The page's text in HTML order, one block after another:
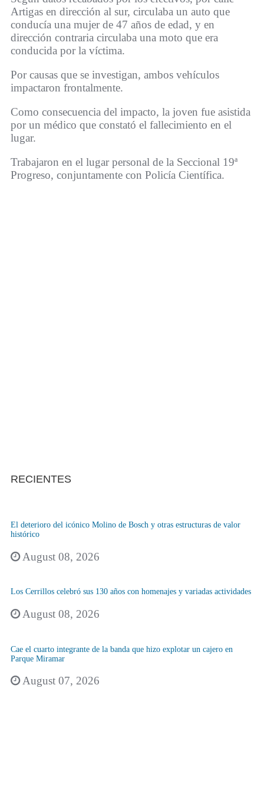
Artigas en dirección al sur, circulaba un auto que
conducía una mujer de 47 años de edad, y en
dirección contraria circulaba una moto que era
conducida por la víctima.
Por causas que se investigan, ambos vehículos
impactaron frontalmente.
Como consecuencia del impacto, la joven fue asistida
por un médico que constató el fallecimiento en el
lugar.
Trabajaron en el lugar personal de la Seccional 19ª
Progreso, conjuntamente con Policía Científica.
RECIENTES
El deterioro del icónico Molino de Bosch y otras estructuras de valor
histórico
August 08, 2026
Los Cerrillos celebró sus 130 años con homenajes y variadas actividades
August 08, 2026
Cae el cuarto integrante de la banda que hizo explotar un cajero en
Parque Miramar
August 07, 2026